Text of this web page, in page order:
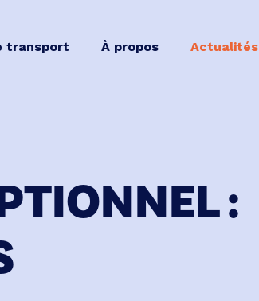
transport À propos Actualités
: